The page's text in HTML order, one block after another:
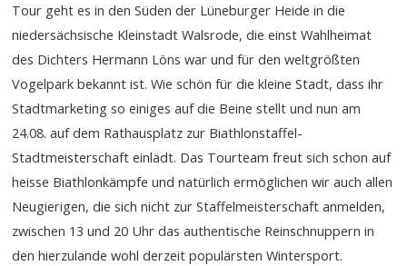
Tour geht es in den Süden der Lüneburger Heide in die
niedersächsische Kleinstadt Walsrode, die einst Wahlheimat
des Dichters Hermann Löns war und für den weltgrößten
Vogelpark bekannt ist. Wie schön für die kleine Stadt, dass ihr
Stadtmarketing so einiges auf die Beine stellt und nun am
24.08. auf dem Rathausplatz zur Biathlonstaffel-
Stadtmeisterschaft einlädt. Das Tourteam freut sich schon auf
heisse Biathlonkämpfe und natürlich ermöglichen wir auch allen
Neugierigen, die sich nicht zur Staffelmeisterschaft anmelden,
zwischen 13 und 20 Uhr das authentische Reinschnuppern in
den hierzulande wohl derzeit populärsten Wintersport.